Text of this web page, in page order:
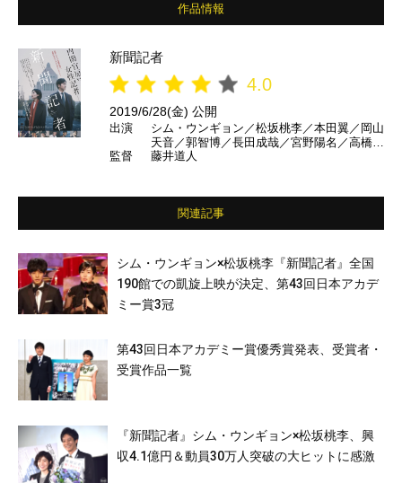
作品情報
新聞記者
4.0
2019/6/28(金) 公開
出演
シム・ウンギョン／松坂桃李／本田翼／岡山
天音／郭智博／長田成哉／宮野陽名／高橋努
／西田尚美／高橋和也／北村有起哉／田中哲
監督 藤井道人
関連記事
シム・ウンギョン×松坂桃李『新聞記者』全国
190館での凱旋上映が決定、第43回日本アカデ
ミー賞3冠
第43回日本アカデミー賞優秀賞発表、受賞者・
受賞作品一覧
『新聞記者』シム・ウンギョン×松坂桃李、興
収4.1億円＆動員30万人突破の大ヒットに感激